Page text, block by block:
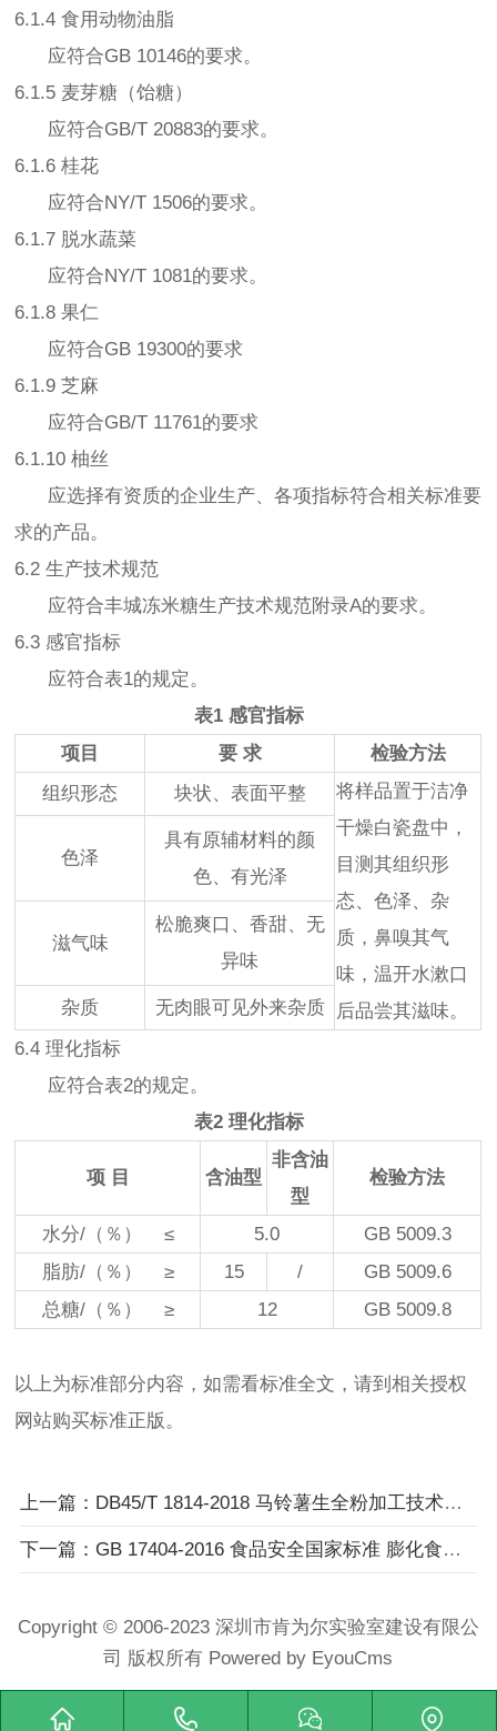
6.1.4 食用动物油脂
应符合GB 10146的要求。
6.1.5 麦芽糖（饴糖）
应符合GB/T 20883的要求。
6.1.6 桂花
应符合NY/T 1506的要求。
6.1.7 脱水蔬菜
应符合NY/T 1081的要求。
6.1.8 果仁
应符合GB 19300的要求
6.1.9 芝麻
应符合GB/T 11761的要求
6.1.10 柚丝
应选择有资质的企业生产、各项指标符合相关标准要
求的产品。
6.2 生产技术规范
应符合丰城冻米糖生产技术规范附录A的要求。
6.3 感官指标
应符合表1的规定。
表1 感官指标
项目
要 求
检验方法
组织形态
块状、表面平整
将样品置于洁净
干燥白瓷盘中，
目测其组织形
态、色泽、杂
质，鼻嗅其气
味，温开水漱口
后品尝其滋味。
色泽
具有原辅材料的颜
色、有光泽
滋气味
松脆爽口、香甜、无
异味
杂质
无肉眼可见外来杂质
6.4 理化指标
应符合表2的规定。
表2 理化指标
项 目 含油型
非含油
型
检验方法
水分/（％） ≤ 5.0
GB 5009.3
脂肪/（％） ≥
15 /
GB 5009.6
总糖/（％） ≥
12 GB 5009.8
以上为标准部分内容，如需看标准全文，请到相关授权
网站购买标准正版。
上一篇：DB45/T 1814-2018 马铃薯生全粉加工技术规程
下一篇：GB 17404-2016 食品安全国家标准 膨化食品生产卫生规范
Copyright © 2006-2023 深圳市肯为尔实验室建设有限公
司 版权所有 Powered by EyouCms